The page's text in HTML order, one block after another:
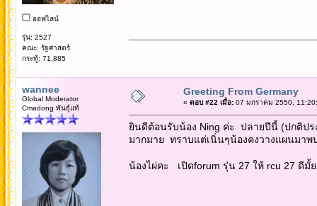
ออฟไลน์
รุ่น: 2527
คณะ: รัฐศาสตร์
กระทู้: 71,885
wannee
Global Moderator
Cmadong พันธุ์แท้
Greeting From Germany
« ตอบ #22 เมื่อ:07 มกราคม 2550,
ยินดีต้อนรับน้อง Ning ค่ะ ปลายปีนี้ (ปกติป
มากมาย ทราบแต่เนิ่นๆน้องคงวางแผนมาพ
น้องไผ่คะ เปิดforum รุ่น 27 ให้ rcu 27 ดี